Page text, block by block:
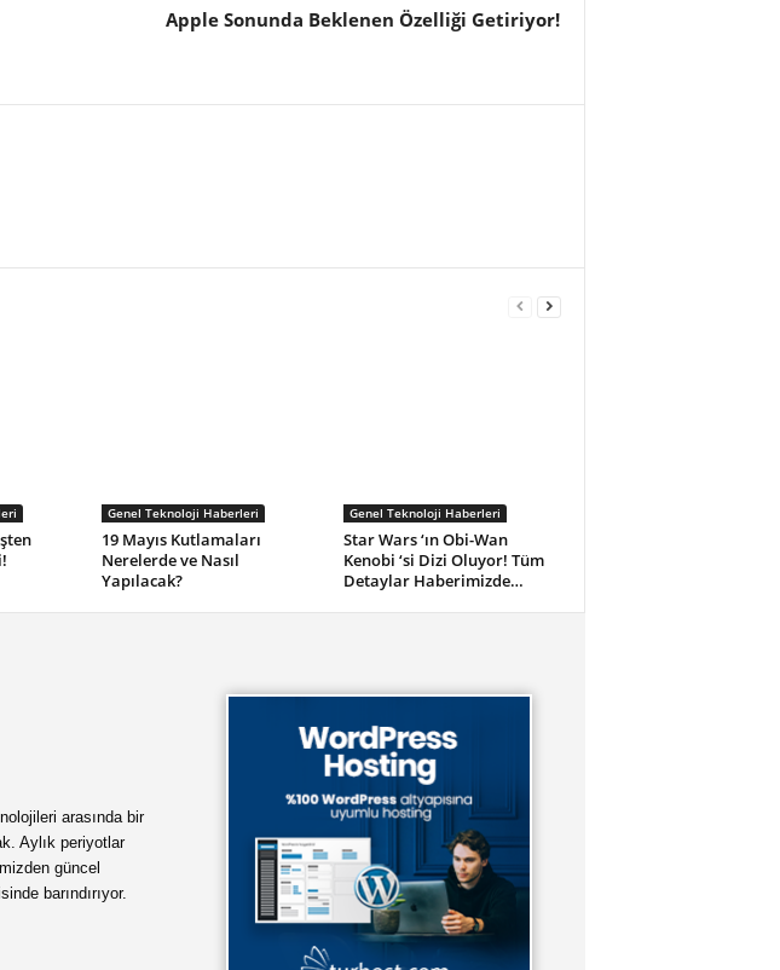
Apple Sonunda Beklenen Özelliği Getiriyor!
Genel Teknoloji Haberleri
19 Mayıs Kutlamaları
Nerelerde ve Nasıl
Yapılacak?
Genel Teknoloji Haberleri
Star Wars ‘ın Obi-Wan
Kenobi ‘si Dizi Oluyor! Tüm
Detaylar Haberimizde…
arasında bir
Aylık periyotlar
güncel
barındırıyor.